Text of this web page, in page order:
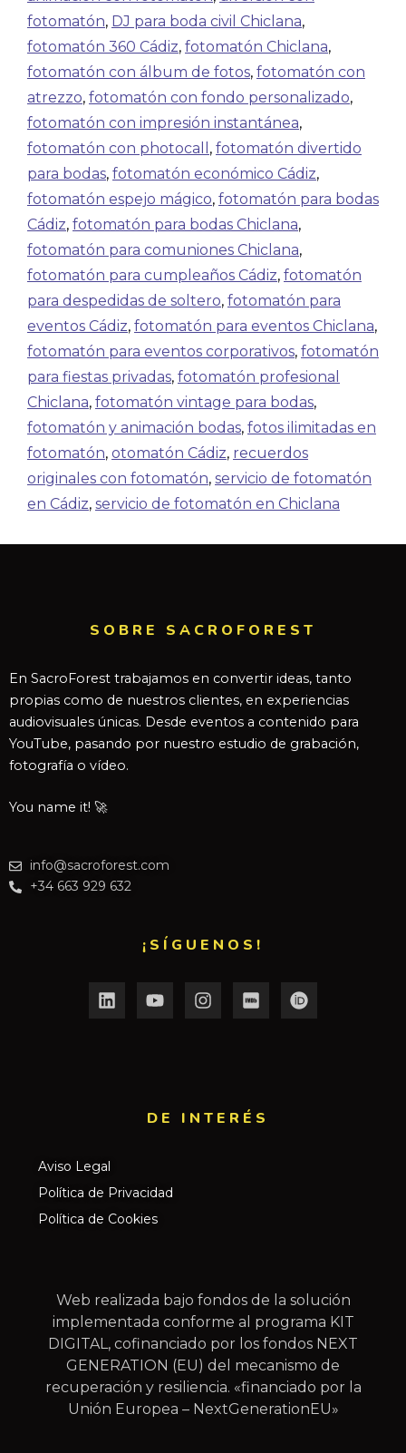
fotomatón, DJ para boda civil Chiclana,
fotomatón 360 Cádiz, fotomatón Chiclana,
fotomatón con álbum de fotos, fotomatón con
atrezzo, fotomatón con fondo personalizado,
fotomatón con impresión instantánea,
fotomatón con photocall , fotomatón divertido
para bodas, fotomatón económico Cádiz,
fotomatón espejo mágico, fotomatón para bodas
Cádiz, fotomatón para bodas Chiclana,
fotomatón para comuniones Chiclana,
fotomatón para cumpleaños Cádiz, fotomatón
para despedidas de soltero, fotomatón para
eventos Cádiz, fotomatón para eventos Chiclana,
fotomatón para eventos corporativos, fotomatón
para fiestas privadas, fotomatón profesional
Chiclana, fotomatón vintage para bodas,
fotomatón y animación bodas, fotos ilimitadas en
fotomatón, otomatón Cádiz, recuerdos
originales con fotomatón, servicio de fotomatón
en Cádiz, servicio de fotomatón en Chiclana
SOBRE SACROFOREST
En SacroForest trabajamos en convertir ideas, tanto
propias como de nuestros clientes, en experiencias
audiovisuales únicas. Desde eventos a contenido para
YouTube, pasando por nuestro estudio de grabación,
fotografía o vídeo.
You name it! 🚀
info@sacroforest.com
+34 663 929 632
¡SÍGUENOS!
DE INTERÉS​
Aviso Legal
Política de Privacidad
Política de Cookies
Web realizada bajo fondos de la solución
implementada conforme al programa KIT
DIGITAL, cofinanciado por los fondos NEXT
GENERATION (EU) del mecanismo de
recuperación y resiliencia. «financiado por la
Unión Europea – NextGenerationEU»